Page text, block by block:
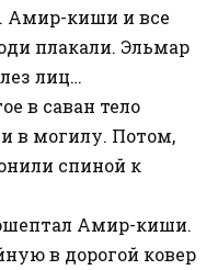
Амир-киши и все
плакали. Эльмар
лиц…
в саван тело
в могилу. Потом,
спиной к
Амир-киши.
в дорогой ковер